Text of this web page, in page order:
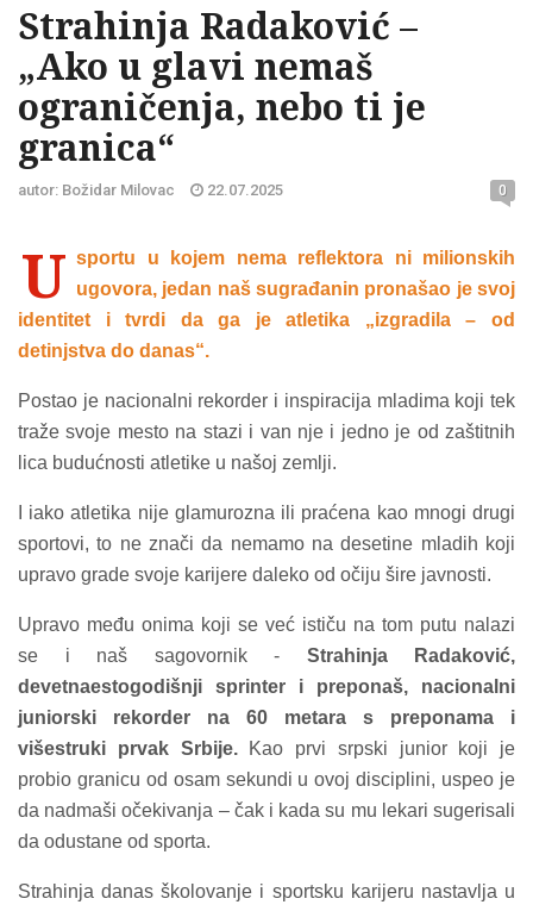
Strahinja Radaković –
„Ako u glavi nemaš
ograničenja, nebo ti je
granica“
autor: Božidar Milovac 22.07.2025 0
U sportu u kojem nema reflektora ni milionskih
ugovora, jedan naš sugrađanin pronašao je svoj
identitet i tvrdi da ga je atletika „izgradila – od
detinjstva do danas“.
Postao je nacionalni rekorder i inspiracija mladima koji tek
traže svoje mesto na stazi i van nje i jedno je od zaštitnih
lica budućnosti atletike u našoj zemlji.
I iako atletika nije glamurozna ili praćena kao mnogi drugi
sportovi, to ne znači da nemamo na desetine mladih koji
upravo grade svoje karijere daleko od očiju šire javnosti.
Upravo među onima koji se već ističu na tom putu nalazi
se i naš sagovornik - Strahinja Radaković,
devetnaestogodišnji sprinter i preponaš, nacionalni
juniorski rekorder na 60 metara s preponama i
višestruki prvak Srbije.Kao prvi srpski junior koji je
probio granicu od osam sekundi u ovoj disciplini, uspeo je
da nadmaši očekivanja – čak i kada su mu lekari sugerisali
da odustane od sporta.
Strahinja danas školovanje i sportsku karijeru nastavlja u